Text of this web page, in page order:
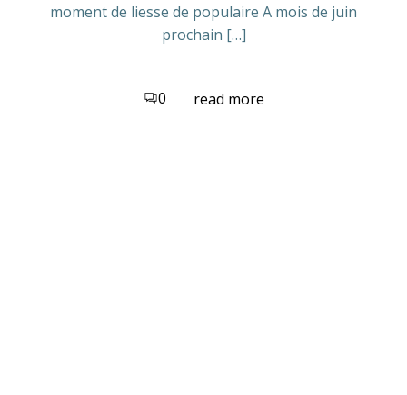
moment de liesse de populaire A mois de juin
prochain […]
0 read more